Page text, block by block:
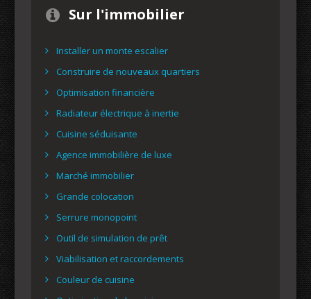
Sur l'immobilier
Installer un monte escalier
Construire de nouveaux quartiers
Optimisation financière
Radiateur électrique à inertie
Cuisine séduisante
Agence immobilière de luxe
Marché immobilier
Grande colocation
Serrure monopoint
Outil de simulation de prêt
Viabilisation et raccordements
Couleur de cuisine